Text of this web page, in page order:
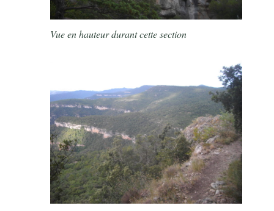
Vue en hauteur durant cette section